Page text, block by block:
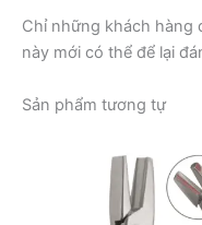
Chỉ những khách hàng
này mới có thể để lại
Sản phẩm tương tự